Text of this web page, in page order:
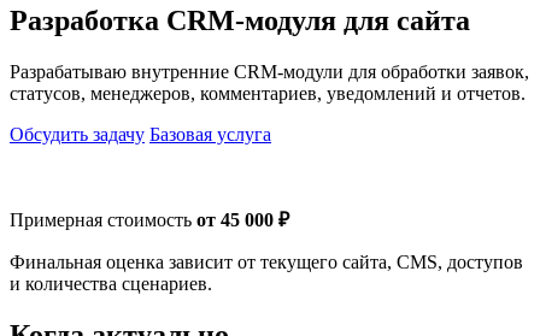
Разработка CRM-модуля для сайта
Разрабатываю внутренние CRM-модули для обработки заявок,
статусов, менеджеров, комментариев, уведомлений и отчетов.
Обсудить задачу Базовая услуга
Примерная стоимость от 45 000 ₽
Финальная оценка зависит от текущего сайта, CMS, доступов
и количества сценариев.